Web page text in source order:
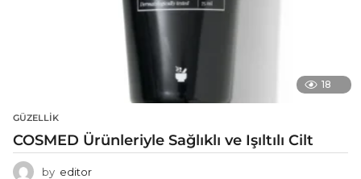
18
GÜZELLIK
COSMED Ürünleriyle Sağlıklı ve Işıltılı Cilt
by editor